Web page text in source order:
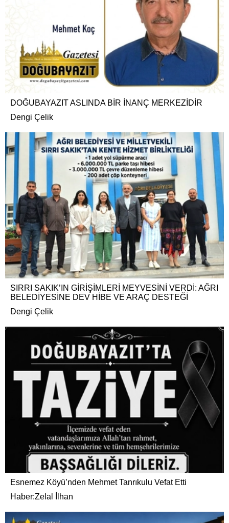
DOĞUBAYAZIT ASLINDA BİR İNANÇ MERKEZİDİR
Dengi Çelik
SIRRI SAKIK’IN GİRİŞİMLERİ MEYVESİNİ VERDİ: AĞRI
BELEDİYESİNE DEV HİBE VE ARAÇ DESTEĞİ
Dengi Çelik
Esnemez Köyü’nden Mehmet Tanrıkulu Vefat Etti
Haber:Zelal İlhan